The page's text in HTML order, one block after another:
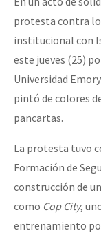
AutonomÍa y
Migración
Presos
ETIQUETAS
MULTIMEDIA
[CDMX – 20 julio]
“Sonhando a Terra
Se o México sabe,
protesta contra
institucional con
este jueves (25)
Universidad
pintó de colores
pancartas.
La protesta tuvo
Formación de
construcción de
como Cop City,
entrenamiento